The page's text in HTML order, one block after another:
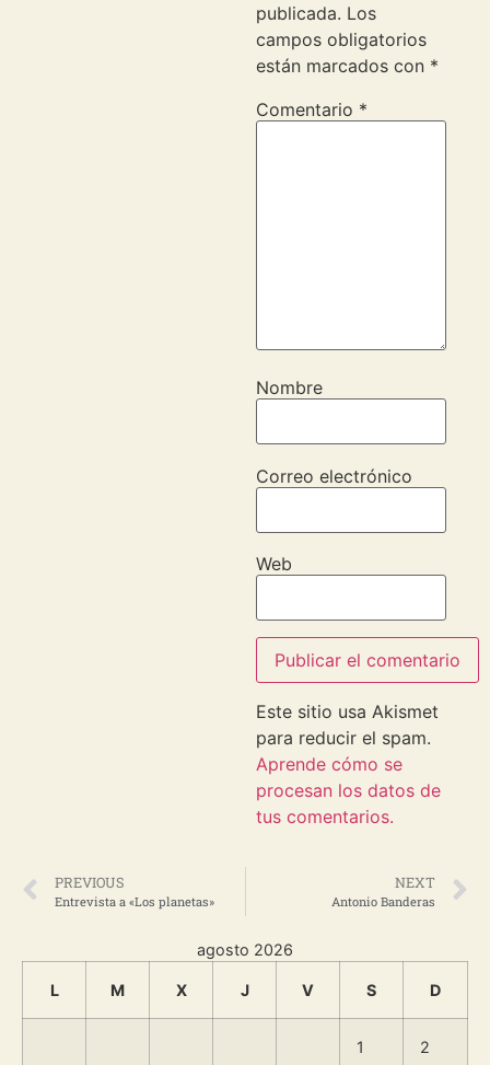
publicada. Los
campos obligatorios
están marcados con *
Comentario *
Nombre
Correo electrónico
Web
Este sitio usa Akismet
para reducir el spam.
Aprende cómo se
procesan los datos de
tus comentarios.
PREVIOUS
Entrevista a «Los planetas»
NEXT
Antonio Banderas
agosto 2026
L M X J V S D
1 2